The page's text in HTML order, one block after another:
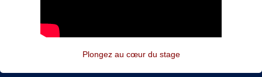
Plongez au cœur du stage